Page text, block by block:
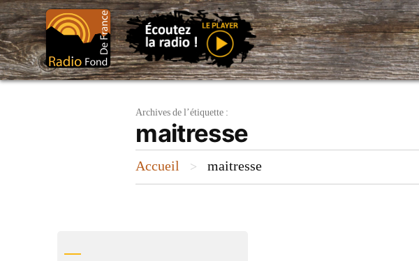
Aller
au
contenu
Archives de l’étiquette :
maitresse
Accueil > maitresse